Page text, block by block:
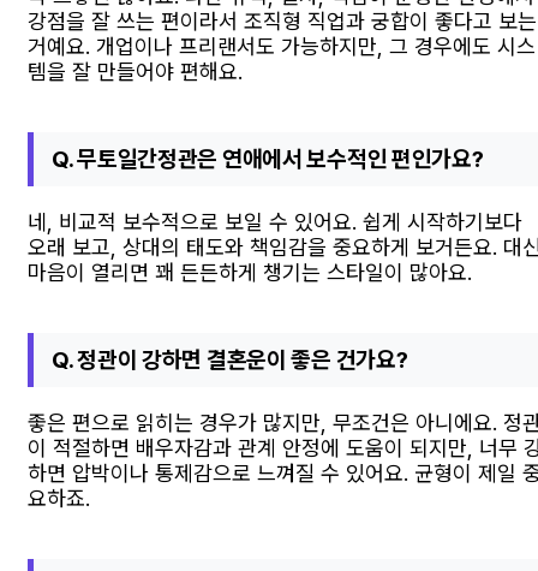
강점을 잘 쓰는 편이라서 조직형 직업과 궁합이 좋다고 보는
거예요. 개업이나 프리랜서도 가능하지만, 그 경우에도 시스
템을 잘 만들어야 편해요.
Q. 무토일간정관은 연애에서 보수적인 편인가요?
네, 비교적 보수적으로 보일 수 있어요. 쉽게 시작하기보다
오래 보고, 상대의 태도와 책임감을 중요하게 보거든요. 대
마음이 열리면 꽤 든든하게 챙기는 스타일이 많아요.
Q. 정관이 강하면 결혼운이 좋은 건가요?
좋은 편으로 읽히는 경우가 많지만, 무조건은 아니에요. 정
이 적절하면 배우자감과 관계 안정에 도움이 되지만, 너무
하면 압박이나 통제감으로 느껴질 수 있어요. 균형이 제일
요하죠.